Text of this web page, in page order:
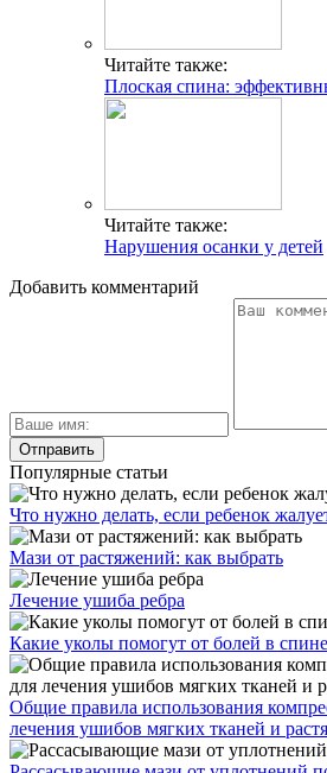
Читайте также:
Плоская спина:
Читайте также:
Нарушения осанки у детей
Добавить комментарий
Популярные статьи
Что нужно делать, если ребенок
Мази от растяжений: как выбрать
Лечение ушиба ребра
Какие уколы помогут от болей в
Общие правила использования
лечения ушибов мягких тканей и